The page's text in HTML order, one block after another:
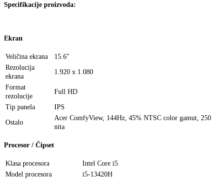
Specifikacije proizvoda:
Ekran
Veličina ekrana
15.6"
Rezolucija
ekrana
1.920 x 1.080
Format
rezolucije
Full HD
Tip panela IPS
Ostalo
Acer ComfyView, 144Hz, 45% NTSC color gamut, 250
nita
Procesor / Čipset
Klasa procesora
Intel Core i5
Model procesora
i5-13420H